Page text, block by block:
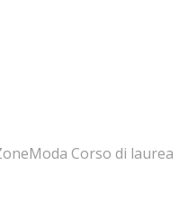
Corso di laurea